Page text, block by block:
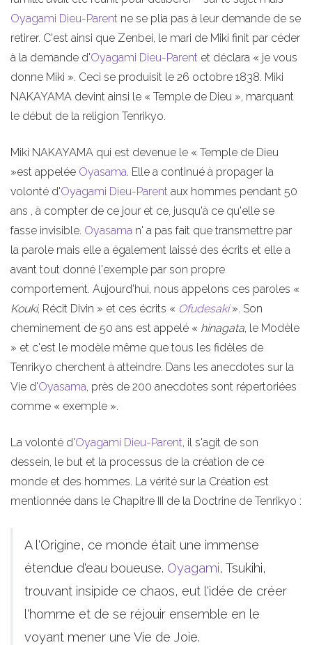
Oyagami Dieu-Parent ne se plia pas à leur demande de se
retirer. C'est ainsi que Zenbei, le mari de Miki finit par céder
à la demande d'Oyagami Dieu-Parent et déclara « je vous
donne Miki ». Ceci se produisit le 26 octobre 1838. Miki
NAKAYAMA devint ainsi le « Temple de Dieu », marquant
le début de la religion Tenrikyo.
Miki NAKAYAMA qui est devenue le « Temple de Dieu
»est appelée Oyasama. Elle a continué à propager la
volonté d'Oyagami Dieu-Parent aux hommes pendant 50
ans , à compter de ce jour et ce, jusqu'à ce qu'elle se
fasse invisible. Oyasama n' a pas fait que transmettre par
la parole mais elle a également laissé des écrits et elle a
avant tout donné l'exemple par son propre
comportement. Aujourd'hui, nous appelons ces paroles «
Kouki, Récit Divin » et ces écrits « Ofudesaki». Son
cheminement de 50 ans est appelé « hinagata, le Modèle
» et c'est le modèle même que tous les fidèles de
Tenrikyo cherchent à atteindre. Dans les anecdotes sur la
Vie d'Oyasama, près de 200 anecdotes sont répertoriées
comme « exemple ».
La volonté d'Oyagami Dieu-Parent, il s'agit de son
dessein, le but et la processus de la création de ce
monde et des hommes. La vérité sur la Création est
mentionnée dans le Chapitre III de la Doctrine de Tenrikyo :
A l'Origine, ce monde était une immense
étendue d'eau boueuse. Oyagami, Tsukihi,
trouvant insipide ce chaos, eut l'idée de créer
l'homme et de se réjouir ensemble en le
voyant mener une Vie de Joie.